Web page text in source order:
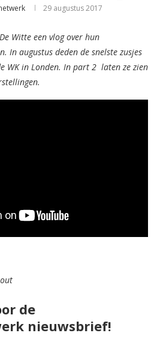
29 augustus 2017
Witte een vlog over hun
In augustus deden de snelste zusjes
WK in Londen. In part 2 laten ze zien
de
nieuwsbrief!